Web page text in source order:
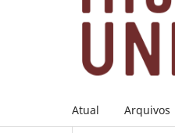
Atual Arquivos